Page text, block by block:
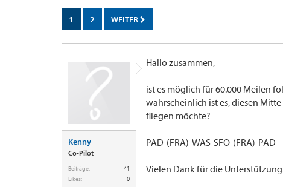
1 2 WEITER
Kenny
Co-Pilot
Beiträge:
41
Likes:
0
Hallo zusammen,
ist es möglich für 60.000 Meilen
wahrscheinlich ist es, diesen
fliegen möchte?
PAD-(FRA)-WAS-SFO-(FRA)-PAD
Vielen Dank für die